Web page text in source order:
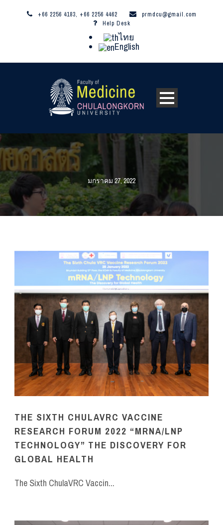
+66 2256 4183, +66 2256 4462
prmdcu@gmail.com
Help Desk
ไทย
English
มกราคม 27, 2022
THE SIXTH CHULAVRC VACCINE
RESEARCH FORUM 2022 “MRNA/LNP
TECHNOLOGY” THE DISCOVERY FOR
GLOBAL HEALTH
The Sixth ChulaVRC Vaccin...